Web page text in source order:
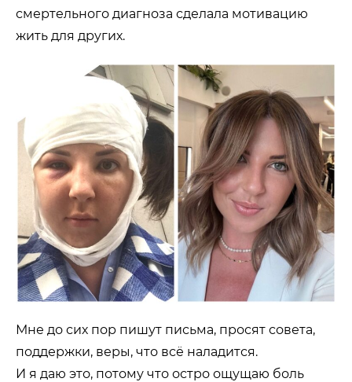
смертельного диагноза сделала мотивацию
жить для других.
Мне до сих пор пишут письма, просят совета,
поддержки, веры, что всё наладится.
И я даю это, потому что остро ощущаю боль